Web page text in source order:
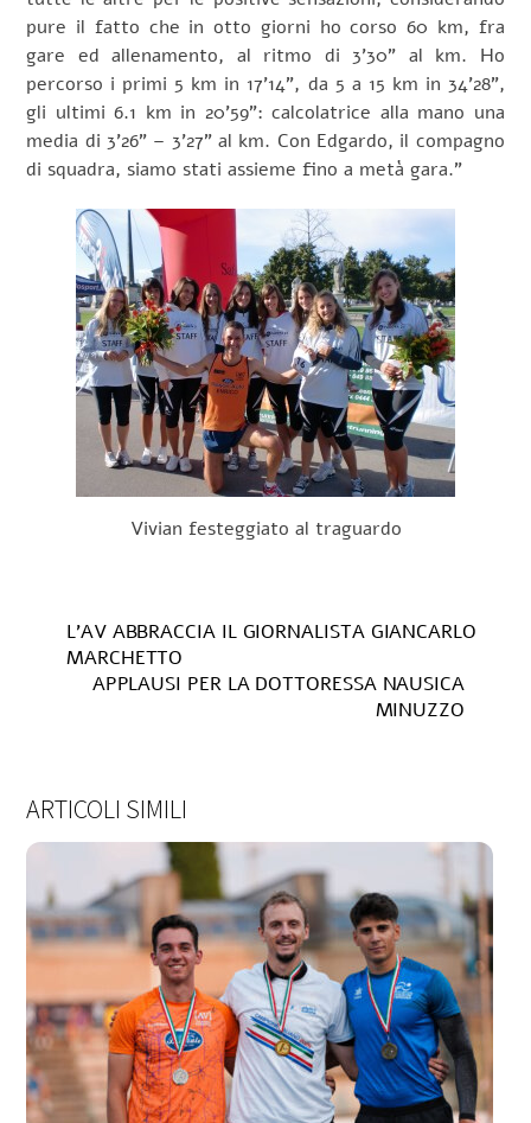
pure il fatto che in otto giorni ho corso 60 km, fra
gare ed allenamento, al ritmo di 3’30” al km. Ho
percorso i primi 5 km in 17’14”, da 5 a 15 km in 34’28”,
gli ultimi 6.1 km in 20’59”: calcolatrice alla mano una
media di 3’26” – 3’27” al km. Con Edgardo, il compagno
di squadra, siamo stati assieme fino a metà gara.”
Vivian festeggiato al traguardo
L’AV ABBRACCIA IL GIORNALISTA GIANCARLO
MARCHETTO
APPLAUSI PER LA DOTTORESSA NAUSICA
MINUZZO
ARTICOLI SIMILI